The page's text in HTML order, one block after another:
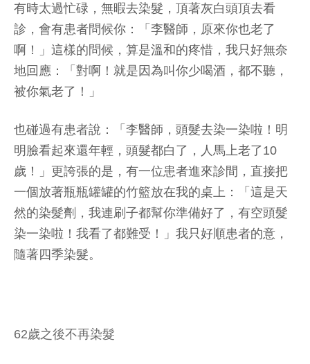
有時太過忙碌，無暇去染髮，頂著灰白頭頂去看
診，會有患者問候你：「李醫師，原來你也老了
啊！」這樣的問候，算是溫和的疼惜，我只好無奈
地回應：「對啊！就是因為叫你少喝酒，都不聽，
被你氣老了！」
也碰過有患者說：「李醫師，頭髮去染一染啦！明
明臉看起來還年輕，頭髮都白了，人馬上老了10
歲！」更誇張的是，有一位患者進來診間，直接把
一個放著瓶瓶罐罐的竹籃放在我的桌上：「這是天
然的染髮劑，我連刷子都幫你準備好了，有空頭髮
染一染啦！我看了都難受！」我只好順患者的意，
隨著四季染髮。
62歲之後不再染髮